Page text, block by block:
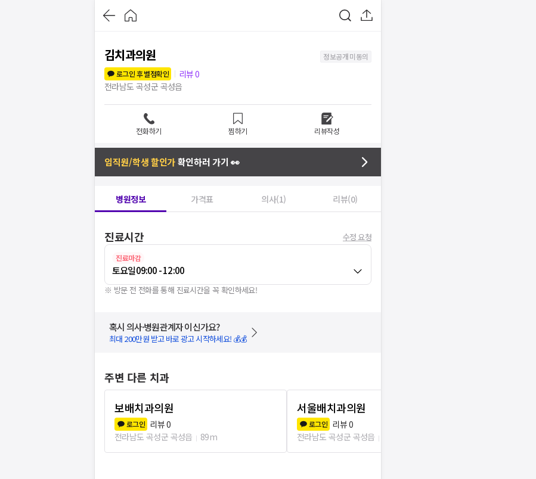
김치과의원
정보공개 미동의
로그인 후 별점확인
리뷰0
전라남도 곡성군 곡성읍
전화하기 찜하기 리뷰작성
임직원/학생 할인가확인하러 가기 👀
병원정보 가격표 의사(1) 리뷰(0)
진료시간 수정 요청
진료마감
토요일09:00 - 12:00
※ 방문 전 전화를 통해 진료시간을 꼭 확인하세요!
혹시 의사·병원관계자 이신가요?
최대 200만원 받고 바로 광고 시작하세요! 💰💰
주변 다른 치과
보배치과의원
로그인 리뷰0
전라남도 곡성군 곡성읍
89m
서울배치과의원
로그인 리뷰0
전라남도 곡성군 곡성읍